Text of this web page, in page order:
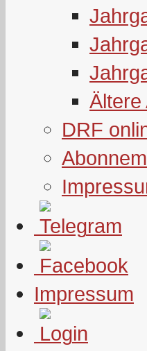
Ältere
DRF
Impressum